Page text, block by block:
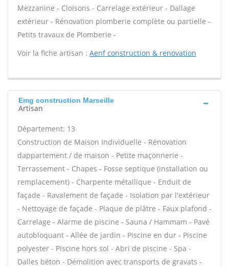
Mezzanine - Cloisons - Carrelage extérieur - Dallage
extérieur - Rénovation plomberie complète ou partielle -
Petits travaux de Plomberie -
Voir la fiche artisan : Aenf construction & renovation
Emg construction Marseille
Artisan
Département: 13
Construction de Maison Individuelle - Rénovation
dappartement / de maison - Petite maçonnerie -
Terrassement - Chapes - Fosse septique (installation ou
remplacement) - Charpente métallique - Enduit de
façade - Ravalement de façade - Isolation par l'extérieur
- Nettoyage de façade - Plaque de plâtre - Faux plafond -
Carrelage - Alarme de piscine - Sauna / Hammam - Pavé
autobloquant - Allée de jardin - Piscine en dur - Piscine
polyester - Piscine hors sol - Abri de piscine - Spa -
Dalles béton - Démolition avec transports de gravats -